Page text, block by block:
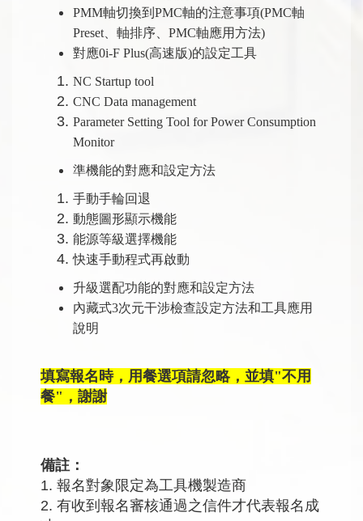
PMM軸切換到PMC軸的注意事項(PMC軸
Preset、軸排序、PMC軸應用方法)
對應0i-F Plus(高速版)的設定工具
NC Startup tool
CNC Data management
Parameter Setting Tool for Power Consumption
Monitor
準機能的對應和設定方法
手動手輪回退
動態圖形顯示機能
能源等級選擇機能
快速手動程式再啟動
升級選配功能的對應和設定方法
內藏式3次元干涉檢查設定方法和工具應用
說明
填寫報名時，用餐選項請忽略，並填"不用
餐"，謝謝
備註：
1. 報名對象限定為工具機製造商
2. 有收到報名審核通過之信件才代表報名成